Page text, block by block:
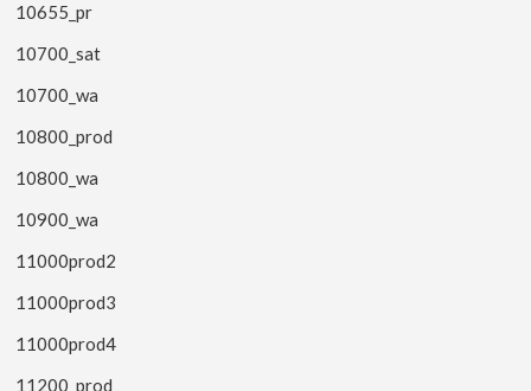
10655_pr
10700_sat
10700_wa
10800_prod
10800_wa
10900_wa
11000prod2
11000prod3
11000prod4
11200_prod